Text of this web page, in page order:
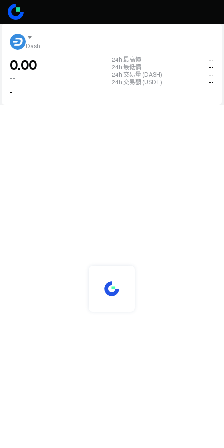
Dash
0.00
--
-
24h 最高價
--
24h 最低價
--
24h 交易量 (DASH)
--
24h 交易額 (USDT)
--